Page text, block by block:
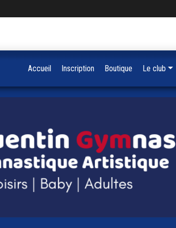
Accueil Inscription Boutique Le club